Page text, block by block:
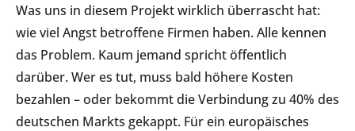
Was uns in diesem Projekt wirklich überrascht hat:
wie viel Angst betroffene Firmen haben. Alle kennen
das Problem. Kaum jemand spricht öffentlich
darüber. Wer es tut, muss bald höhere Kosten
bezahlen – oder bekommt die Verbindung zu 40% des
deutschen Markts gekappt. Für ein europäisches